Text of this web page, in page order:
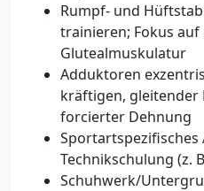
Rumpf- und
trainieren; Fokus
Glutealmuskulatur
Adduktoren
kräftigen, gleitender
forcierter Dehnung
Technikschulung (z.
Schuhwerk/